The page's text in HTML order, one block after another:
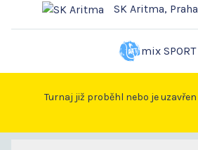
SK Aritma,
mix SPORT
Turnaj již proběhl nebo je